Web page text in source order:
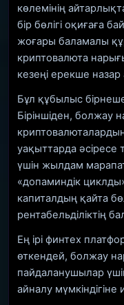
көлемінің
бір бөлігі оқиғаға
жоғары баламалы
криптовалюта
кезеңі ерекше назар
Бұл құбылыс
Біріншіден, болжау
уақыттарда
үшін жылдам
«допаминдік
капиталдың қайта
рентабельділіктің
Ең ірі финтех
өткендей, болжау
пайдаланушылар
айналу мүмкіндігіне